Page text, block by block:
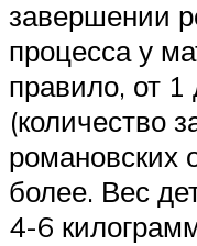
завершении
процесса у
правило, от 1
(количество
романовских
более. Вес
4-6